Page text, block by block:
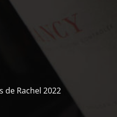
de Rachel 2022